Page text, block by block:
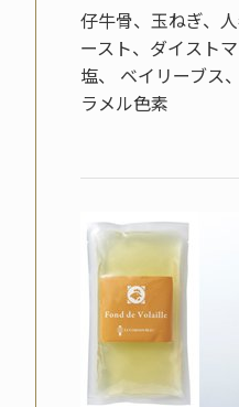
仔牛骨、玉ねぎ、
ースト、ダイスト
塩、 ベイリーブス
ラメル色素